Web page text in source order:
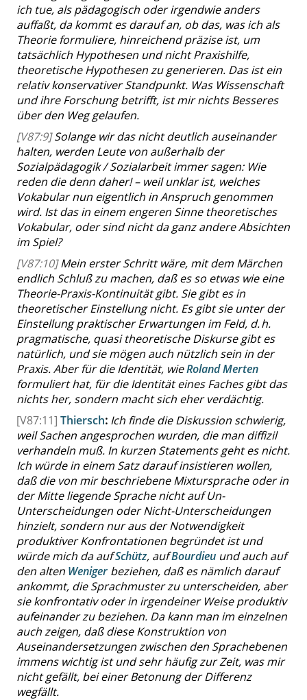
ich tue, als pädagogisch oder irgendwie anders
auffaßt, da kommt es darauf an, ob das, was ich als
Theorie formuliere, hinreichend präzise ist, um
tatsächlich Hypothesen und nicht Praxishilfe,
theoretische Hypothesen zu generieren. Das ist ein
relativ konservativer Standpunkt. Was Wissenschaft
und ihre Forschung betrifft, ist mir nichts Besseres
über den Weg gelaufen.
[V87:9]Solange wir das nicht deutlich auseinander
halten, werden Leute von außerhalb der
Sozialpädagogik / Sozialarbeit immer sagen: Wie
reden die denn daher! – weil unklar ist, welches
Vokabular nun eigentlich in Anspruch genommen
wird. Ist das in einem engeren Sinne theoretisches
Vokabular, oder sind nicht da ganz andere Absichten
im Spiel?
[V87:10]Mein erster Schritt wäre, mit dem Märchen
endlich Schluß zu machen, daß es so etwas wie eine
Theorie-Praxis-Kontinuität gibt. Sie gibt es in
theoretischer Einstellung nicht. Es gibt sie unter der
Einstellung praktischer Erwartungen im Feld, d. h.
pragmatische, quasi theoretische Diskurse gibt es
natürlich, und sie mögen auch nützlich sein in der
Praxis. Aber für die Identität, wieRoland Merten
formuliert hat, für die Identität eines Faches gibt das
nichts her, sondern macht sich eher verdächtig.
[V87:11] Thiersch: Ich finde die Diskussion schwierig,
weil Sachen angesprochen wurden, die man diffizil
verhandeln muß. In kurzen Statements geht es nicht.
Ich würde in einem Satz darauf insistieren wollen,
daß die von mir beschriebene Mixtursprache oder in
der Mitte liegende Sprache nicht auf Un-
Unterscheidungen oder Nicht-Unterscheidungen
hinzielt, sondern nur aus der Notwendigkeit
produktiver Konfrontationen begründet ist und
würde mich da aufSchütz, aufBourdieu und auch auf
den alten Weniger beziehen, daß es nämlich darauf
ankommt, die Sprachmuster zu unterscheiden, aber
sie konfrontativ oder in irgendeiner Weise produktiv
aufeinander zu beziehen. Da kann man im einzelnen
auch zeigen, daß diese Konstruktion von
Auseinandersetzungen zwischen den Sprachebenen
immens wichtig ist und sehr häufig zur Zeit, was mir
nicht gefällt, bei einer Betonung der Differenz
wegfällt.